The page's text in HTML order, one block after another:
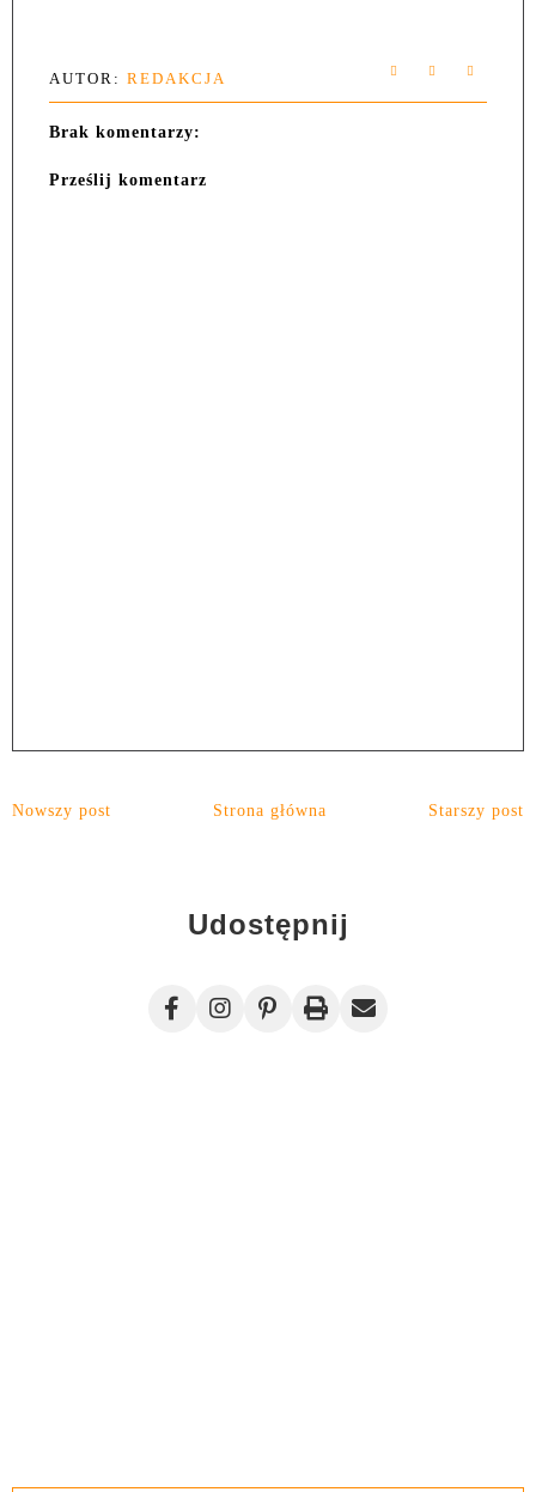
AUTOR: REDAKCJA
Brak komentarzy:
Prześlij komentarz
Nowszy post Starszy post
Strona główna
Udostępnij